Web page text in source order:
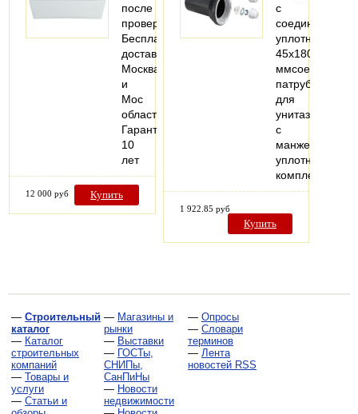
после
проверки
Бесплатная
доставка
Москва
и
Мос
область
Гарантия
10
лет
12 000 руб Купить
с
уплотнением
45x180
патрубок
для
унитаза
с
манжетным
комплект…
1 922.85 руб
Купить
— Строительный
каталог
— Каталог
строительных
компаний
— Товары и
услуги
— Статьи и
— Магазины и
рынки
— Выставки
— ГОСТы,
СНИПы,
СанПиНы
— Новости
недвижимости
— Опросы
— Словари
терминов
— Лента
новостей RSS